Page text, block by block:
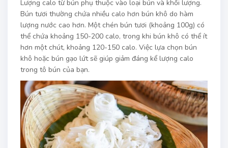
Lượng calo từ bún phụ thuộc vào loại bún và khối lượng.
Bún tươi thường chứa nhiều calo hơn bún khô do hàm
lượng nước cao hơn. Một chén bún tươi (khoảng 100g) có
thể chứa khoảng 150-200 calo, trong khi bún khô có thể ít
hơn một chút, khoảng 120-150 calo. Việc lựa chọn bún
khô hoặc bún gạo lứt sẽ giúp giảm đáng kể lượng calo
trong tô bún của bạn.